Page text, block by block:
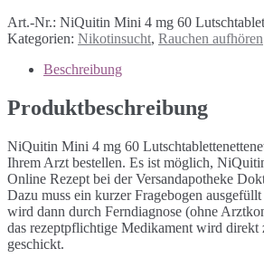
Art.-Nr.: NiQuitin Mini 4 mg 60
Kategorien: Nikotinsucht, Rauchen aufhören
Beschreibung
Produktbeschreibung
NiQuitin Mini 4 mg 60
Ihrem Arzt bestellen. Es ist möglich,
Online Rezept bei der Versandapotheke
Dazu muss ein kurzer Fragebogen
wird dann durch Ferndiagnose (ohne
das rezeptpflichtige Medikament wird direkt
geschickt.